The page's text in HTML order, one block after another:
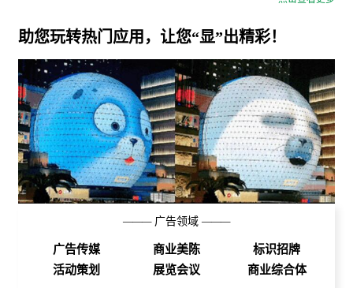
助您玩转热门应用，让您“显”出精彩！
———广告领域 ———
广告传媒 商业美陈
标识招牌
活动策划
展览会议 商业综合体